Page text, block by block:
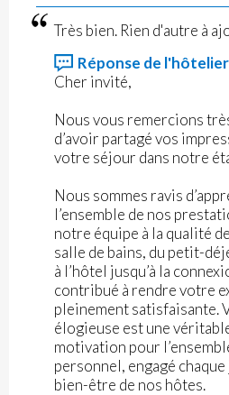
Très bien. Rien d'autre à
Réponse de
Cher invité,
Nous vous remercions
d’avoir partagé vos
votre séjour dans notre
Nous sommes ravis
l’ensemble de nos
notre équipe à la qualité
salle de bains, du petit-
à l’hôtel jusqu’à la
contribué à rendre votre
pleinement satisfaisante.
élogieuse est une
motivation pour
personnel, engagé
bien-être de nos hôtes.